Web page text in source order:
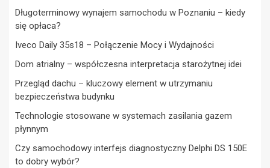
Długoterminowy wynajem samochodu w Poznaniu – kiedy
się opłaca?
Iveco Daily 35s18 – Połączenie Mocy i Wydajności
Dom atrialny – współczesna interpretacja starożytnej idei
Przegląd dachu – kluczowy element w utrzymaniu
bezpieczeństwa budynku
Technologie stosowane w systemach zasilania gazem
płynnym
Czy samochodowy interfejs diagnostyczny Delphi DS 150E
to dobry wybór?